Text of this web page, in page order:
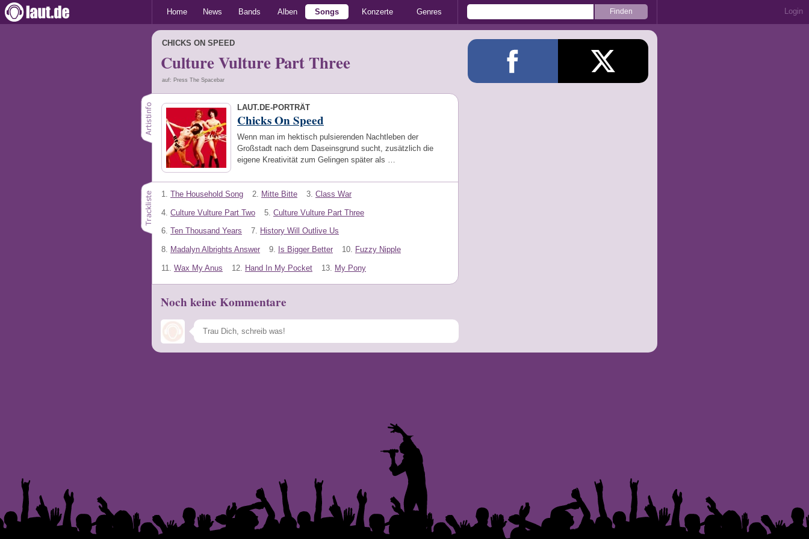
Home News Bands Alben Songs Konzerte Genres Login
CHICKS ON SPEED
Culture Vulture Part Three
auf: Press The Spacebar
LAUT.DE-PORTRÄT
Chicks On Speed
Wenn man im hektisch pulsierenden Nachtleben der
Großstadt nach dem Daseinsgrund sucht, zusätzlich die
eigene Kreativität zum Gelingen später als …
1. The Household Song 2. Mitte Bitte 3. Class War
4. Culture Vulture Part Two 5. Culture Vulture Part Three
6. Ten Thousand Years 7. History Will Outlive Us
8. Madalyn Albrights Answer 9. Is Bigger Better 10. Fuzzy Nipple
11. Wax My Anus 12. Hand In My Pocket 13. My Pony
Noch keine Kommentare
Speichern